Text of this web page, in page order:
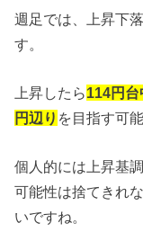
週足では、上昇下
す。
上昇したら114円台
円辺り を目指す可
個人的には上昇基
可能性は捨てきれ
いですね。